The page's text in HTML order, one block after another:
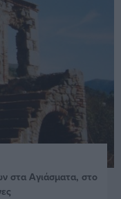
στα Αγιάσματα, στο